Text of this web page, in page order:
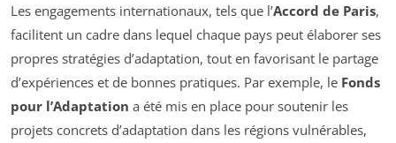
Les engagements internationaux, tels que l’Accord de Paris,
facilitent un cadre dans lequel chaque pays peut élaborer ses
propres stratégies d’adaptation, tout en favorisant le partage
d’expériences et de bonnes pratiques. Par exemple, le Fonds
pour l’Adaptation a été mis en place pour soutenir les
projets concrets d’adaptation dans les régions vulnérables,